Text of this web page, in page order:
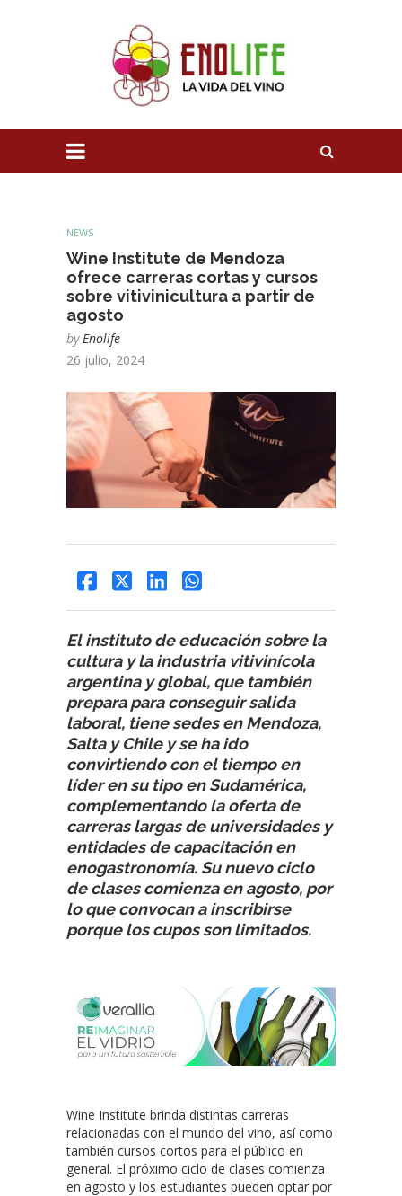
NEWS
Wine Institute de Mendoza
ofrece carreras cortas y cursos
sobre vitivinicultura a partir de
agosto
by Enolife
26 julio, 2024
El instituto de educación sobre la
cultura y la industria vitivinícola
argentina y global, que también
prepara para conseguir salida
laboral, tiene sedes en Mendoza,
Salta y Chile y se ha ido
convirtiendo con el tiempo en
líder en su tipo en Sudamérica,
complementando la oferta de
carreras largas de universidades y
entidades de capacitación en
enogastronomía. Su nuevo ciclo
de clases comienza en agosto, por
lo que convocan a inscribirse
porque los cupos son limitados.
Wine Institute brinda distintas carreras
relacionadas con el mundo del vino, así como
también cursos cortos para el público en
general. El próximo ciclo de clases comienza
en agosto y los estudiantes pueden optar por